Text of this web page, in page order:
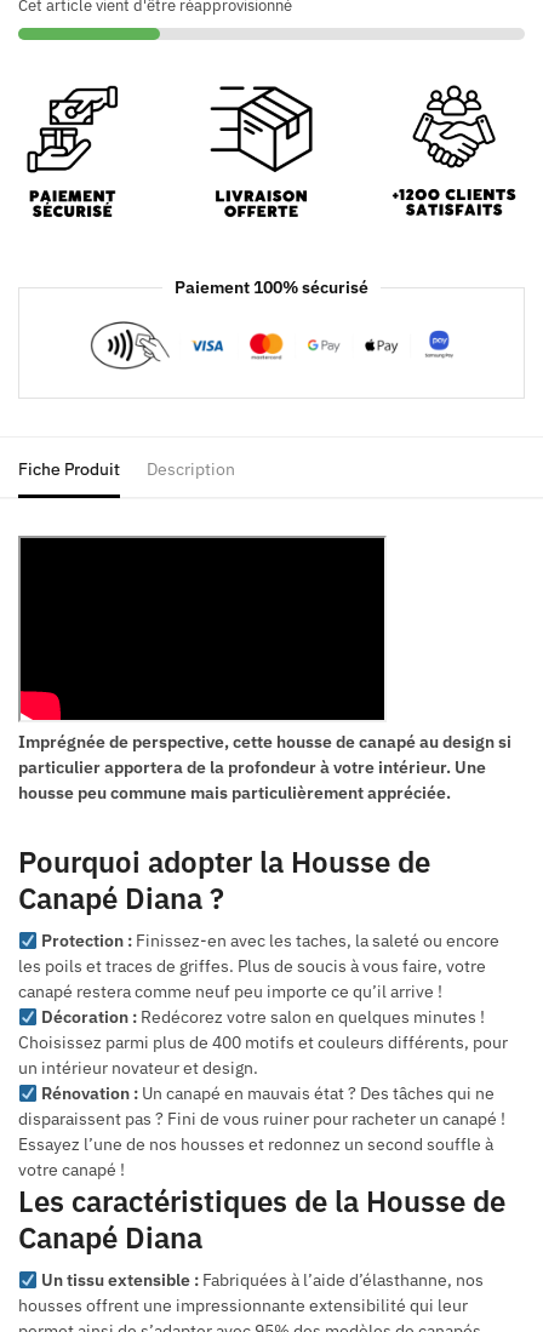
Cet article vient d'être réapprovisionné
Paiement 100% sécurisé
Fiche Produit Description
Imprégnée de perspective, cette housse de canapé au design si
particulier apportera de la profondeur à votre intérieur. Une
housse peu commune mais particulièrement appréciée.
Pourquoi adopter la Housse de
Canapé Diana ?
Protection :Finissez-en avec les taches, la saleté ou encore
les poils et traces de griffes. Plus de soucis à vous faire, votre
canapé restera comme neuf peu importe ce qu’il arrive !
Décoration :Redécorez votre salon en quelques minutes !
Choisissez parmi plus de 400 motifs et couleurs différents, pour
un intérieur novateur et design.
Rénovation :Un canapé en mauvais état ? Des tâches qui ne
disparaissent pas ? Fini de vous ruiner pour racheter un canapé !
Essayez l’une de nos housses et redonnez un second souffle à
votre canapé !
Les caractéristiques de la Housse de
Canapé Diana
Un tissu extensible :Fabriquées à l’aide d’élasthanne, nos
housses offrent une impressionnante extensibilité qui leur